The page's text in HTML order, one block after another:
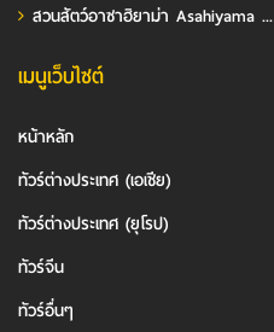
สวนสัตว์อาซาฮิยาม่า Asahiyama ...
เมนูเว็บไซต์
หน้าหลัก
ทัวร์ต่างประเทศ (เอเชีย)
ทัวร์ต่างประเทศ (ยุโรป)
ทัวร์จีน
ทัวร์อื่นๆ